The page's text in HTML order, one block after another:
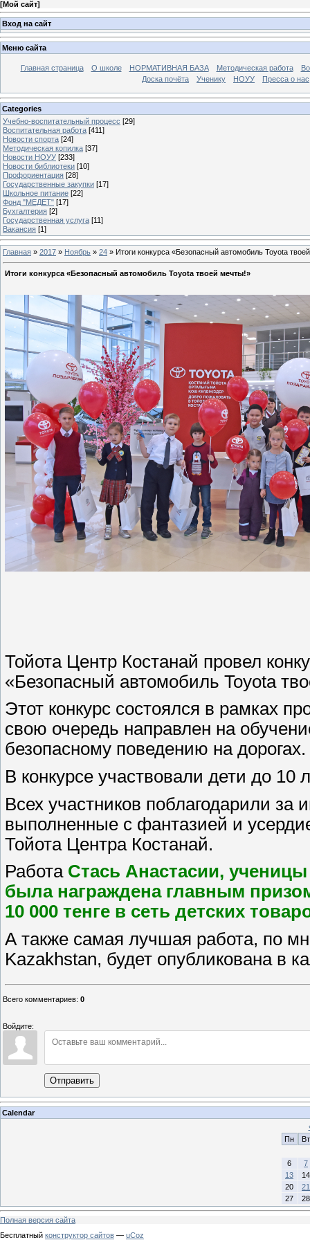
[Мой сайт]
Вход на сайт
Меню сайта
Главная страница О школе НОРМАТИВНАЯ БАЗА Методическая работа
Доска почёта
Ученику НОУУ Пресса о нас
Categories
Учебно-воспитательный процесс [29]
Воспитательная работа [411]
Новости спорта [24]
Методическая копилка [37]
Новости НОУУ [233]
Новости библиотеки [10]
Профориентация [28]
Государственные закупки [17]
Школьное питание [22]
Фонд "МЕДЕТ" [17]
Бухгалтерия [2]
Государственная услуга [11]
Вакансия [1]
Главная » 2017 » Ноябрь » 24 » Итоги конкурса «Безопасный автомобиль Toyota
Итоги конкурса «Безопасный автомобиль Toyota твоей мечты!»
Тойота Центр Костанай провел
«Безопасный автомобиль Toyota
Этот конкурс состоялся в рамках
свою очередь направлен на
безопасному поведению на дорогах.
В конкурсе участвовали дети до 10
Всех участников поблагодарили за
выполненные с фантазией и
Тойота Центра Костанай.
Работа Стась Анастасии,
была награждена главным
10 000 тенге в сеть детских
А также самая лучшая работа, по
Kazakhstan, будет опубликована в
Всего комментариев: 0
Войдите:
Отправить
Calendar
Пн
Вт
6
7
13
14
20
21
27
28
Полная версия сайта
Бесплатный конструктор сайтов — uCoz